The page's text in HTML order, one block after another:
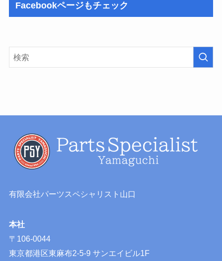
Facebookページもチェック
有限会社パーツスペシャリスト山口
本社
〒106-0044
東京都港区東麻布2-5-9 サンエイビル1F